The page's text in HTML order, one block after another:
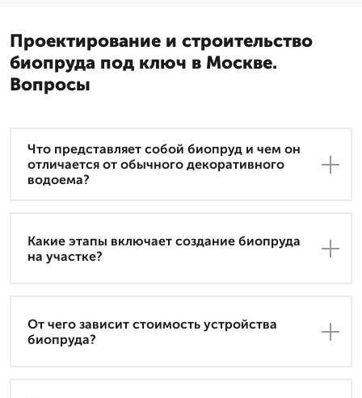
Проектирование и строительство
биопруда под ключ в Москве.
Вопросы
Что представляет собой биопруд и чем он
отличается от обычного декоративного
водоема?
Какие этапы включает создание биопруда
на участке?
От чего зависит стоимость устройства
биопруда?